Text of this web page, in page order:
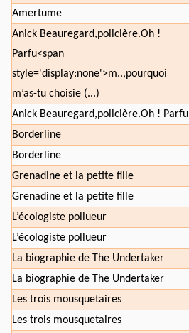
Amertume
Anick Beauregard,policière.Oh !
Parfu<span
style='display:none'>m..,pourquoi
m’as-tu choisie (...)
Anick Beauregard,policière.Oh ! Parfu
Borderline
Borderline
Grenadine et la petite fille
Grenadine et la petite fille
L’écologiste pollueur
L’écologiste pollueur
La biographie de The Undertaker
La biographie de The Undertaker
Les trois mousquetaires
Les trois mousquetaires